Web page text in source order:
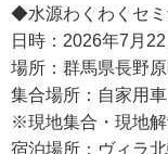
◆水源わくわくセ
日時：2026年7月
場所：群馬県長野
集合場所：自家用
※現地集合・現地解
宿泊場所：ヴィラ